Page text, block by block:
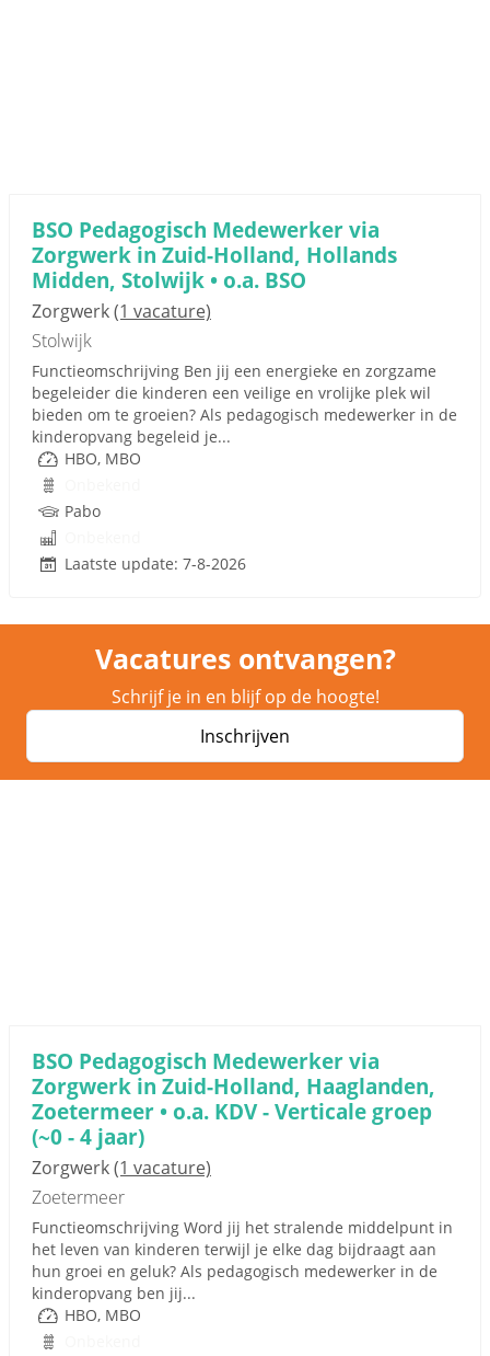
BSO Pedagogisch Medewerker via
Zorgwerk in Zuid-Holland, Hollands
Midden, Stolwijk • o.a. BSO
Zorgwerk(1 vacature)
Stolwijk
Functieomschrijving Ben jij een energieke en zorgzame
begeleider die kinderen een veilige en vrolijke plek wil
bieden om te groeien? Als pedagogisch medewerker in de
kinderopvang begeleid je...
HBO, MBO
Pabo
Laatste update: 7-8-2026
Vacatures ontvangen?
Schrijf je in en blijf op de hoogte!
Inschrijven
BSO Pedagogisch Medewerker via
Zorgwerk in Zuid-Holland, Haaglanden,
Zoetermeer • o.a. KDV - Verticale groep
(~0 - 4 jaar)
Zorgwerk(1 vacature)
Zoetermeer
Functieomschrijving Word jij het stralende middelpunt in
het leven van kinderen terwijl je elke dag bijdraagt aan
hun groei en geluk? Als pedagogisch medewerker in de
kinderopvang ben jij...
HBO, MBO